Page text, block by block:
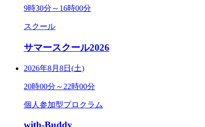
9時30分～16時00分
スクール
サマースクール2026
2026年8月8日(土)
20時00分～22時00分
個人参加型プロクラム
with-Buddy